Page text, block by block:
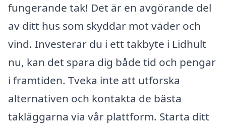
fungerande tak! Det är en avgörande del
av ditt hus som skyddar mot väder och
vind. Investerar du i ett takbyte i Lidhult
nu, kan det spara dig både tid och pengar
i framtiden. Tveka inte att utforska
alternativen och kontakta de bästa
takläggarna via vår plattform. Starta ditt